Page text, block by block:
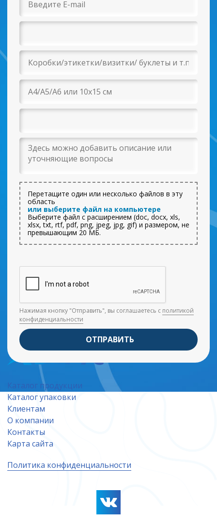
Перетащите один или несколько файлов в эту
область
или выберите файл на компьютере
Выберите файл с расширением (doc, docx, xls,
xlsx, txt, rtf, pdf, png, jpeg, jpg, gif) и размером, не
превышающим 20 МБ.
Нажимая кнопку "Отправить", вы соглашаетесь с политикой
конфиденциальности
ОТПРАВИТЬ
Каталог продукции
Каталог упаковки
Клиентам
О компании
Контакты
Карта сайта
Политика конфиденциальности